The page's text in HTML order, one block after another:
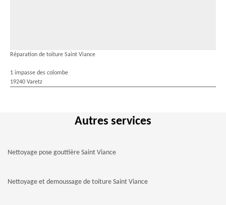
Réparation de toiture Saint Viance
1 impasse des colombe
19240 Varetz
Autres services
Nettoyage pose gouttière Saint Viance
Nettoyage et demoussage de toiture Saint Viance